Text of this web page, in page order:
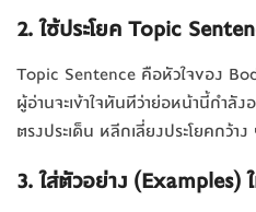
2. ใช้ประโยค Topic
Topic Sentence คือหัวใจของ
ผู้อ่านจะเข้าใจทันทีว่าย่อหน้านี้กำลัง
ตรงประเด็น หลีกเลี่ยงประโยคกว้า
3. ใส่ตัวอย่าง (Examples)